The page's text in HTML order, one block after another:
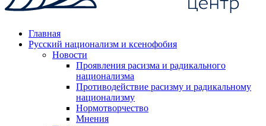
Главная
Русский национализм и ксенофобия
Новости
Проявления расизма и радикального
национализма
Противодействие расизму и радикальному
национализму
Нормотворчество
Мнения